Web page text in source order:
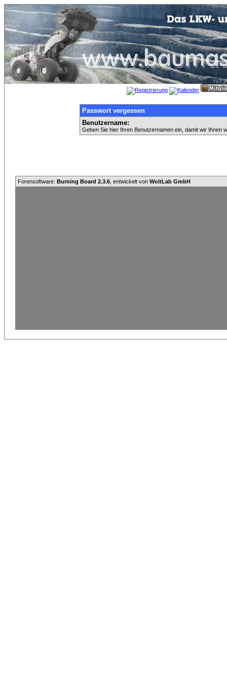
Passwort vergessen
Benutzername:
Geben Sie hier Ihren Benutzernamen ein, damit wir Ihnen
Forensoftware: Burning Board 2.3.6 , entwickelt von WoltLab GmbH